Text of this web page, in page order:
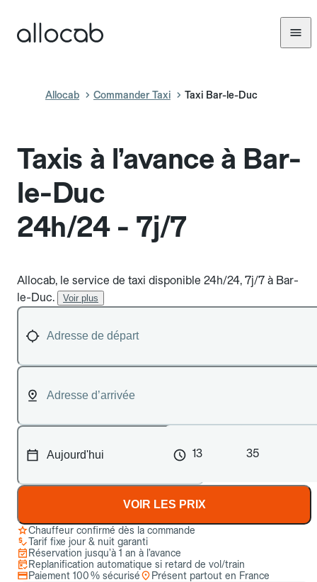
Allocab Commander Taxi Taxi Bar-le-Duc
Taxis à l’avance à Bar-
le-Duc
24h/24 - 7j/7
Allocab, le service de taxi disponible 24h/24, 7j/7 à Bar-
le-Duc.
Voir plus
13 35
VOIR LES PRIX
Chauffeur confirmé dès la commande
Tarif fixe jour & nuit garanti
Réservation jusqu’à 1 an à l’avance
Replanification automatique si retard de vol/train
Paiement 100 % sécurisé
Présent partout en France